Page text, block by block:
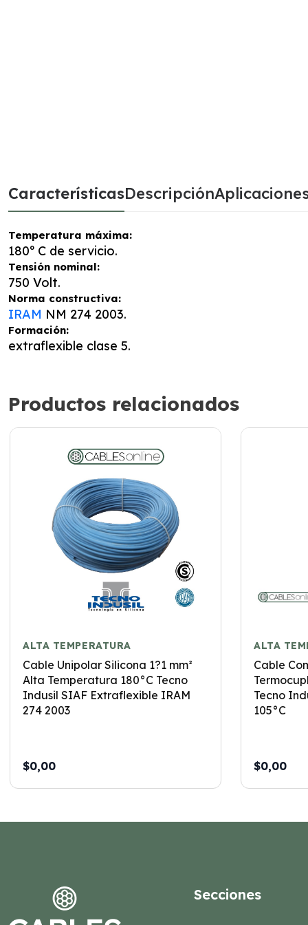
CaracterísticasDescripción
Temperatura máxima:
180º C de servicio.
Tensión nominal:
750 Volt.
Norma constructiva:
IRAM NM 274 2003.
Formación:
extraflexible clase 5.
Productos relacionados
ALTA TEMPERATURA
Cable Unipolar Silicona 1?1 mm²
Alta Temperatura 180°C Tecno
Indusil SIAF Extraflexible IRAM
274 2003
$0,00
ALTA
Cable
Tecno
105°C
$0,00
Secciones